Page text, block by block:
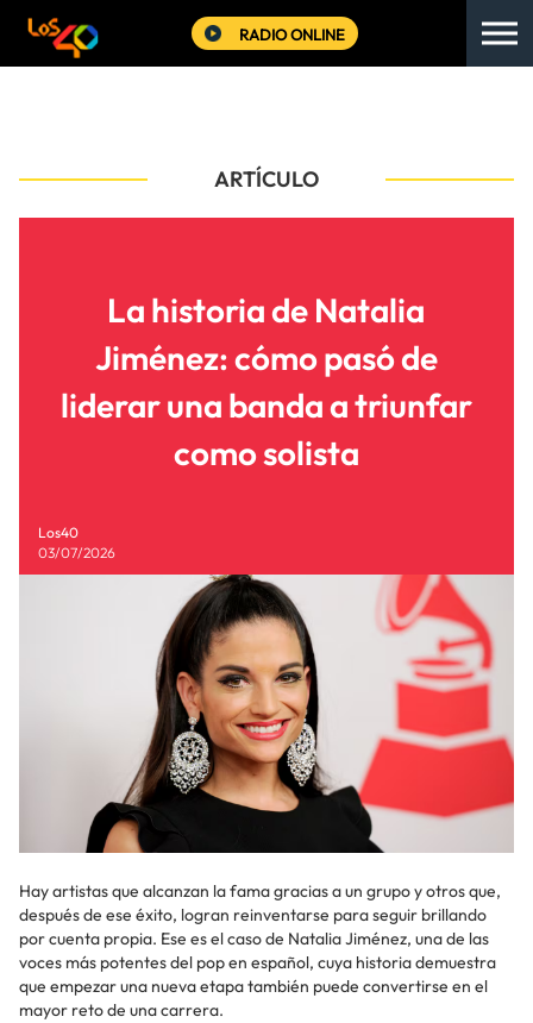
RADIO ONLINE
ARTÍCULO
La historia de Natalia
Jiménez: cómo pasó de
liderar una banda a triunfar
como solista
Los40
03/07/2026
Hay artistas que alcanzan la fama gracias a un grupo y otros que,
después de ese éxito, logran reinventarse para seguir brillando
por cuenta propia. Ese es el caso de Natalia Jiménez, una de las
voces más potentes del pop en español, cuya historia demuestra
que empezar una nueva etapa también puede convertirse en el
mayor reto de una carrera.